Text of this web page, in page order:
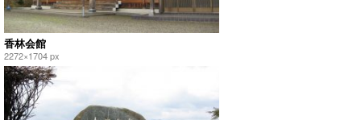
香林会館
2272×1704 px